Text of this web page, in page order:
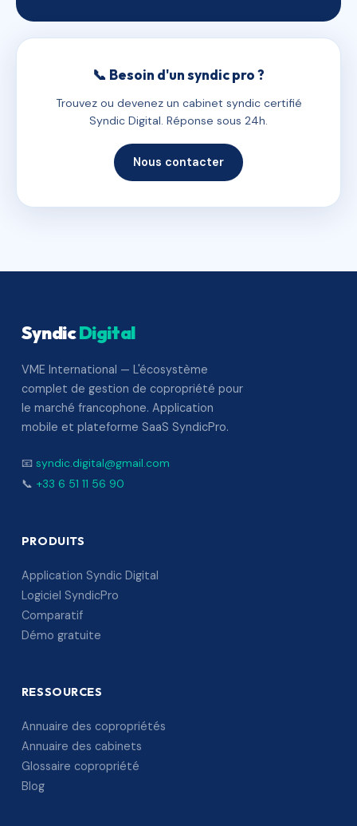
📞 Besoin d'un syndic pro ?
Trouvez ou devenez un cabinet syndic certifié
Syndic Digital. Réponse sous 24h.
Nous contacter
SyndicDigital
VME International — L'écosystème
complet de gestion de copropriété pour
le marché francophone. Application
mobile et plateforme SaaS SyndicPro.
📧 syndic.digital@gmail.com
📞 +33 6 51 11 56 90
PRODUITS
Application Syndic Digital
Logiciel SyndicPro
Comparatif
Démo gratuite
RESSOURCES
Annuaire des copropriétés
Annuaire des cabinets
Glossaire copropriété
Blog